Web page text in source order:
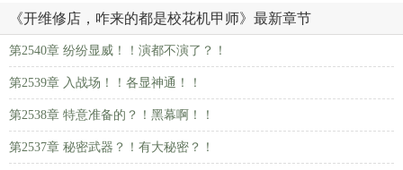
《开维修店，咋来的都是校花机甲师》最新章节
第2540章 纷纷显威！！演都不演了？！
第2539章 入战场！！各显神通！！
第2538章 特意准备的？！黑幕啊！！
第2537章 秘密武器？！有大秘密？！